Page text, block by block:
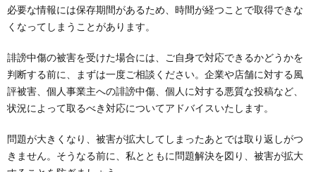
必要な情報には保存期間があるため、時間が経つことで取得できな
くなってしまうことがあります。
誹謗中傷の被害を受けた場合には、ご自身で対応できるかどうかを
判断する前に、まずは一度ご相談ください。企業や店舗に対する風
評被害、個人事業主への誹謗中傷、個人に対する悪質な投稿など、
状況によって取るべき対応についてアドバイスいたします。
問題が大きくなり、被害が拡大してしまったあとでは取り返しがつ
きません。そうなる前に、私とともに問題解決を図り、被害が拡大